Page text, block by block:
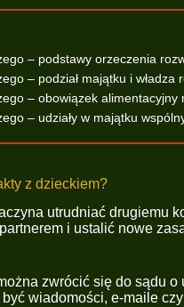
– podstawy orzeczenia
– podział majątku i władza
– obowiązek alimentacyjny
– udziały w majątku
z dzieckiem?
utrudniać drugiemu
i ustalić nowe
zwrócić się do sądu
wiadomości, e-maile